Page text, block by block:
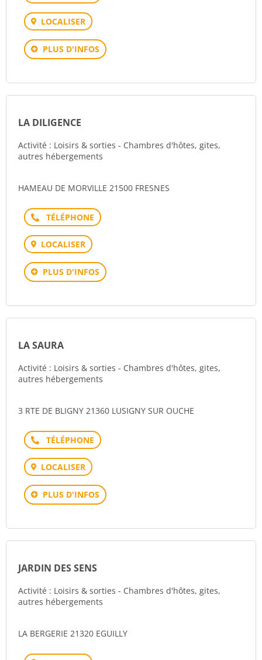
LOCALISER
PLUS D'INFOS
LA DILIGENCE
Activité : Loisirs & sorties - Chambres d'hôtes, gites,
autres hébergements
HAMEAU DE MORVILLE 21500 FRESNES
Téléphone
LOCALISER
PLUS D'INFOS
LA SAURA
Activité : Loisirs & sorties - Chambres d'hôtes, gites,
autres hébergements
3 RTE DE BLIGNY 21360 LUSIGNY SUR OUCHE
Téléphone
LOCALISER
PLUS D'INFOS
JARDIN DES SENS
Activité : Loisirs & sorties - Chambres d'hôtes, gites,
autres hébergements
LA BERGERIE 21320 EGUILLY